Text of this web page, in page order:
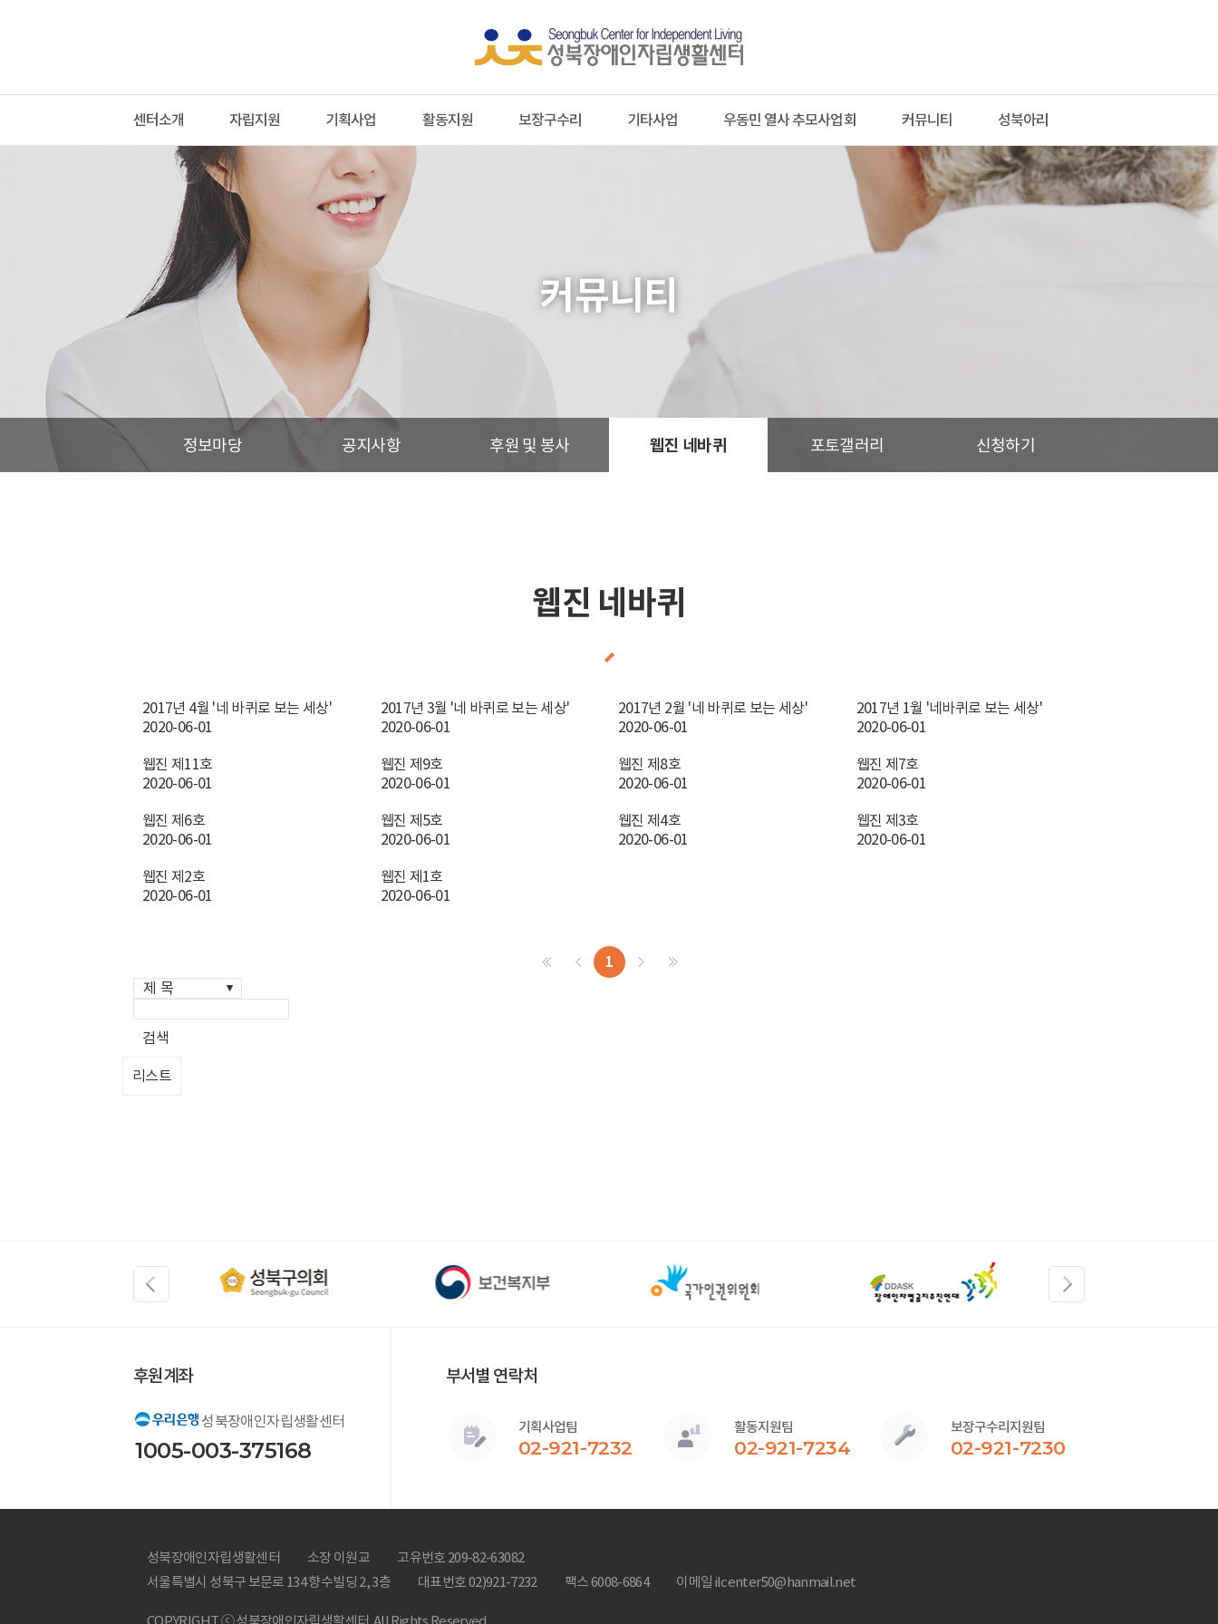
성
북
센터소개 자립지원 기획사업 활동지원 보장구수리 기타사업 우동민 열사 추모사업회 커뮤니티 성북아리
커뮤니티
정보마당 공지사항 후원 및 봉사 웹진 네바퀴 포토갤러리 신청하기
웹진 네바퀴
2017년 4월 '네 바퀴로 보는 세상'
2020-06-01
2017년 3월 '네 바퀴로 보는 세상'
2020-06-01
2017년 2월 '네 바퀴로 보는 세상'
2020-06-01
2017년 1월 '네바퀴로 보는 세상'
2020-06-01
웹진 제11호
2020-06-01
웹진 제9호
2020-06-01
웹진 제8호
2020-06-01
웹진 제7호
2020-06-01
웹진 제6호
2020-06-01
웹진 제5호
2020-06-01
웹진 제4호
2020-06-01
웹진 제3호
2020-06-01
웹진 제2호
2020-06-01
웹진 제1호
2020-06-01
1
검색
리스트
후원계좌
성북장애인자립생활센터
1005-003-375168
부서별 연락처
기획사업팀
02-921-7232
활동지원팀
02-921-7234
보장구수리지원팀
02-921-7230
성북장애인자립생활센터 소장 이원교
고유번호 209-82-63082
서울특별시 성북구 보문로 134 향수빌딩 2, 3층
대표번호 02)921-7232 팩스 6008-6864 이메일 ilcenter50@hanmail.net